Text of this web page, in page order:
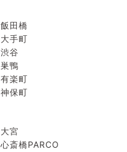
飯田橋
大手町
渋谷
巣鴨
有楽町
神保町
大宮
心斎橋PARCO